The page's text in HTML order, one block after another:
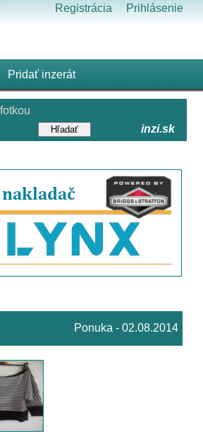
Registrácia Prihlásenie
Pridať inzerát
inzi.sk
Ponuka - 02.08.2014